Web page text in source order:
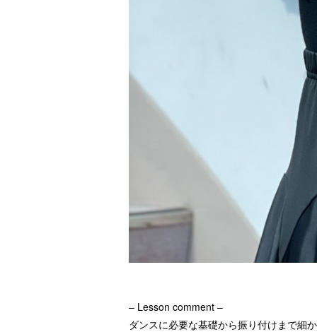
– Lesson comment –
ダンスに必要な基礎から振り付けまで細